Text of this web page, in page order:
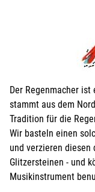
Der Regenmacher
stammt aus dem
Tradition für die
Wir basteln einen
und verzieren diesen
Glitzersteinen - und
Musikinstrument